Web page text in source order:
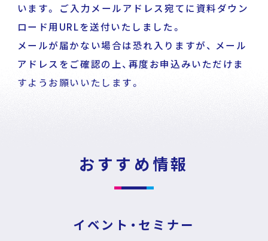
サービストップ
DECA Team
DECA Cloud
CustomerStories
お客様事例
イベント・セミナー
います。
ご入力メールアドレス宛てに資料ダウン
ロード用URLを送付いたしました。
メールが届かない場合は恐れ入りますが、 メール
アドレスをご確認の上、再度お申込みいただけま
すようお願いいたします。
おすすめ情報
イベント・セミナー